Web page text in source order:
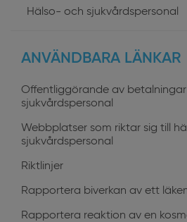
User
Hälso- och sjukvårdspersonal
ANVÄNDBARA LÄNKAR
Offentliggörande av betalningar
sjukvårdspersonal
Webbplatser som riktar sig till
sjukvårdspersonal
Riktlinjer
Rapportera biverkan av ett
Rapportera reaktion av en